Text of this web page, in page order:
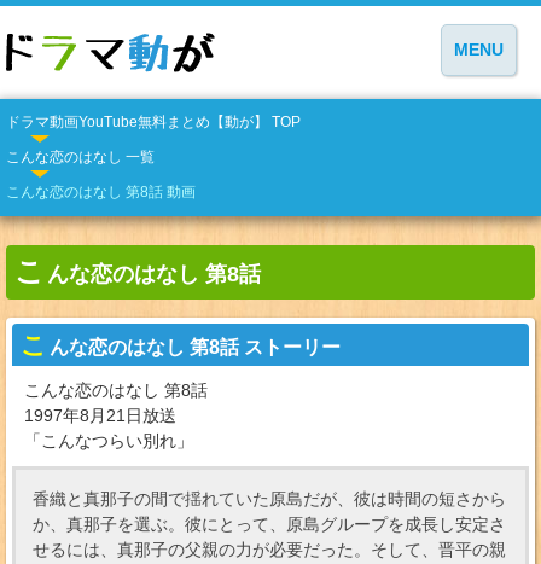
MENU
ドラマ動画YouTube無料まとめ【動が】 TOP
こんな恋のはなし 一覧
こんな恋のはなし 第8話 動画
こ んな恋のはなし 第8話
こ んな恋のはなし 第8話 ストーリー
こんな恋のはなし 第8話
1997年8月21日放送
「こんなつらい別れ」
香織と真那子の間で揺れていた原島だが、彼は時間の短さから
か、真那子を選ぶ。彼にとって、原島グループを成長し安定さ
せるには、真那子の父親の力が必要だった。そして、晋平の親